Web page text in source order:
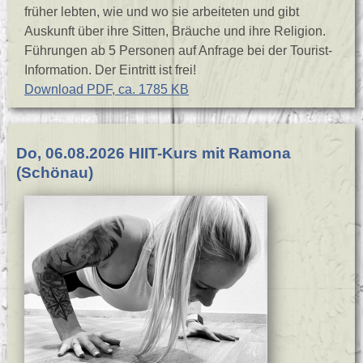
früher lebten, wie und wo sie arbeiteten und gibt
Auskunft über ihre Sitten, Bräuche und ihre Religion.
Führungen ab 5 Personen auf Anfrage bei der Tourist-
Information. Der Eintritt ist frei!
Download PDF, ca. 1785 KB
Do, 06.08.2026 HIIT-Kurs mit Ramona
(Schönau)